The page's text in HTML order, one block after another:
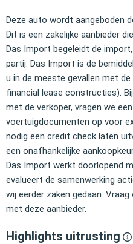
Deze auto wordt aangeboden
Dit is een zakelijke aanbieder
Das Import begeleidt de
partij. Das Import is de
u in de meeste gevallen met
financial lease constructies).
met de verkoper, vragen we
voertuigdocumenten op voor
nodig een credit check laten
een onafhankelijke
Das Import werkt doorlopend
evalueert de samenwerking
wij eerder zaken gedaan.
met deze aanbieder.
Highlights uitrusting